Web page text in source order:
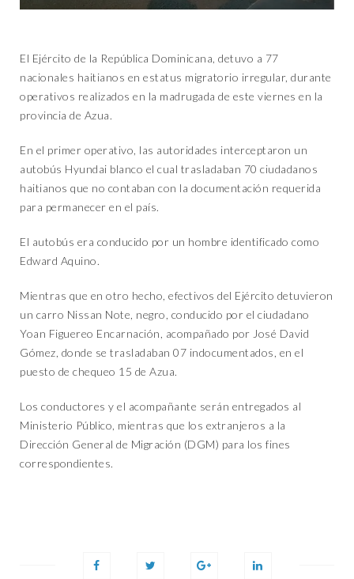
El Ejército de la República Dominicana, detuvo a 77
nacionales haitianos en estatus migratorio irregular, durante
operativos realizados en la madrugada de este viernes en la
provincia de Azua.
En el primer operativo, las autoridades interceptaron un
autobús Hyundai blanco el cual trasladaban 70 ciudadanos
haitianos que no contaban con la documentación requerida
para permanecer en el país.
El autobús era conducido por un hombre identificado como
Edward Aquino.
Mientras que en otro hecho, efectivos del Ejército detuvieron
un carro Nissan Note, negro, conducido por el ciudadano
Yoan Figuereo Encarnación, acompañado por José David
Gómez, donde se trasladaban 07 indocumentados, en el
puesto de chequeo 15 de Azua.
Los conductores y el acompañante serán entregados al
Ministerio Público, mientras que los extranjeros a la
Dirección General de Migración (DGM) para los fines
correspondientes.